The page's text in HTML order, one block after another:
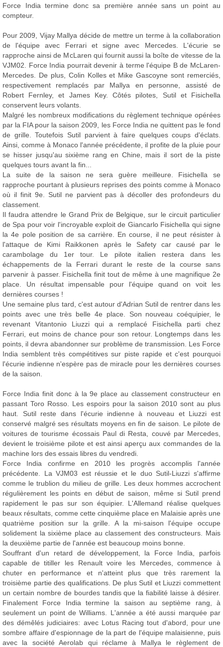
Force India termine donc sa première année sans un point au
compteur.
Pour 2009, Vijay Mallya décide de mettre un terme à la collaboration
de l'équipe avec Ferrari et signe avec Mercedes. L'écurie se
rapproche ainsi de McLaren qui fournit aussi la boîte de vitesse de la
VJM02. Force India pourrait devenir à terme l'équipe B de McLaren-
Mercedes. De plus, Colin Kolles et Mike Gascoyne sont remerciés,
respectivement remplacés par Mallya en personne, assisté de
Robert Fernley, et James Key. Côtés pilotes, Sutil et Fisichella
conservent leurs volants.
Malgré les nombreux modifications du règlement technique opérées
par la FIA pour la saison 2009, les Force India ne quittent pas le fond
de grille. Toutefois Sutil parvient à faire quelques coups d'éclats.
Ainsi, comme à Monaco l'année précédente, il profite de la pluie pour
se hisser jusqu'au sixième rang en Chine, mais il sort de la piste
quelques tours avant la fin...
La suite de la saison ne sera guère meilleure. Fisichella se
rapproche pourtant à plusieurs reprises des points comme à Monaco
où il finit 9e. Sutil ne parvient pas à décoller des profondeurs du
classement.
Il faudra attendre le Grand Prix de Belgique, sur le circuit particulier
de Spa pour voir l'incroyable exploit de Giancarlo Fisichella qui signe
la 4e pole position de sa carrière. En course, il ne peut résister à
l'attaque de Kimi Raikkonen après le Safety car causé par le
carambolage du 1er tour. Le pilote italien restera dans les
échappements de la Ferrari durant le reste de la course sans
parvenir à passer. Fisichella finit tout de même à une magnifique 2e
place. Un résultat impensable pour l'équipe quand on voit les
dernières courses !
Une semaine plus tard, c'est autour d'Adrian Sutil de rentrer dans les
points avec une très belle 4e place. Son nouveau coéquipier, le
revenant Vitantonio Liuzzi qui a remplacé Fisichella parti chez
Ferrari, eut moins de chance pour son retour. Longtemps dans les
points, il devra abandonner sur problème de transmission. Les Force
India semblent très compétitives sur piste rapide et c'est pourquoi
l'écurie indienne n'espère pas de miracle pour les dernières courses
de la saison.
Force India finit donc à la 9e place au classement constructeur en
passant Toro Rosso. Les espoirs pour la saison 2010 sont au plus
haut. Sutil reste dans l'écurie indienne à nouveau et Liuzzi est
conservé malgré ses résultats moyens en fin de saison. Le pilote de
voitures de tourisme écossais Paul di Resta, couvé par Mercedes,
devient le troisième pilote et est ainsi aperçu aux commandes de la
machine lors des essais libres du vendredi.
Force India confirme en 2010 les progrès accomplis l'année
précédente. La VJM03 est réussie et le duo Sutil-Liuzzi s'affirme
comme le trublion du milieu de grille. Les deux hommes accrochent
régulièrement les points en début de saison, même si Sutil prend
rapidement le pas sur son équipier. L'Allemand réalise quelques
beaux résultats, comme cette cinquième place en Malaisie après une
quatrième position sur la grille. A la mi-saison l'équipe occupe
solidement la sixième place au classement des constructeurs. Mais
la deuxième partie de l'année est beaucoup moins bonne.
Souffrant d'un retard de développement, la Force India, parfois
capable de titiller les Renault voire les Mercedes, commence à
chuter en performance et n'atteint plus que très rarement la
troisième partie des qualifications. De plus Sutil et Liuzzi commettent
un certain nombre de bourdes tandis que la fiabilité laisse à désirer.
Finalement Force India termine la saison au septième rang, à
seulement un point de Williams. L'année a été aussi marquée par
des démêlés judiciaires: avec Lotus Racing tout d'abord, pour une
sombre affaire d'espionnage de la part de l'équipe malaisienne, puis
avec la société Aerolab qui réclame à Mallya le règlement de